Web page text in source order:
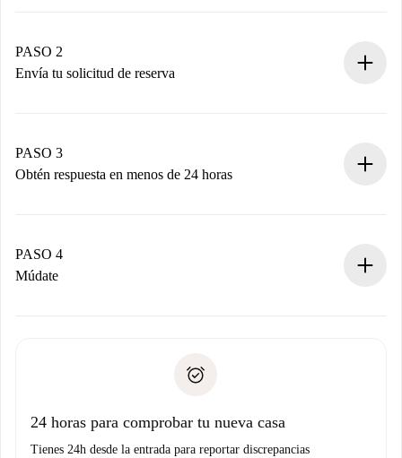
Tienes toda la información necesaria por adelantado.
PASO 2
Envía tu solicitud de reserva
propietario acepte.
PASO 3
Obtén respuesta en menos de 24 horas
contacto con el propietario.
Si es rechazada: No te haremos ningún cargo y te
Prueba de solvencia
PASO 4
Múdate
no nos comunicas ningún problema.
24 horas para comprobar tu nueva casa
Tienes 24h desde la entrada para reportar discrepancias